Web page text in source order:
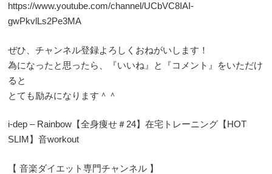
https://www.youtube.com/channel/UCbVC8IAI-
gwPkvlLs2Pe3MA
ぜひ、チャンネル登録よろしくおねがいします！
為になったと思ったら、『いいね』と『コメント』をいただけ
ると
とても励みになります＾＾
i-dep – Rainbow【全身痩せ＃24】在宅トレーニング【HOT
SLIM】音workout
【 音楽ダイエット専門チャンネル 】